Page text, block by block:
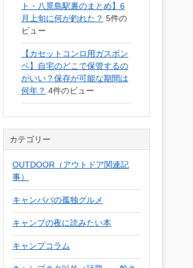
ト・八景島駅裏のまとめ】6
月上旬に何が釣れた？ 5件の
ビュー
【カセットコンロ用ガスボン
ベ】自宅のどこで保管するの
がいい？保存が可能な期間は
何年？ 4件のビュー
カテゴリー
OUTDOOR（アウトドア関連記
事）
キャンパパの孤独グルメ
キャンプの夜に読みたい本
キャンプコラム